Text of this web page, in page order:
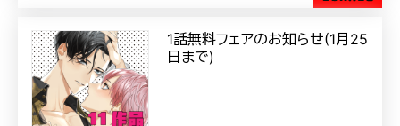
1話無料フェアのお知らせ(1月25
日まで)